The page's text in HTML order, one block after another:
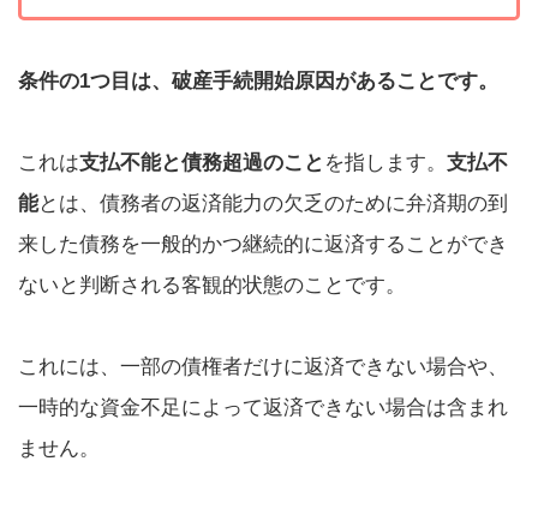
条件の1つ目は、破産手続開始原因があることです。
これは支払不能と債務超過のこと を指します。 支払不
能とは、債務者の返済能力の欠乏のために弁済期の到
来した債務を一般的かつ継続的に返済することができ
ないと判断される客観的状態のことです。
これには、一部の債権者だけに返済できない場合や、
一時的な資金不足によって返済できない場合は含まれ
ません。